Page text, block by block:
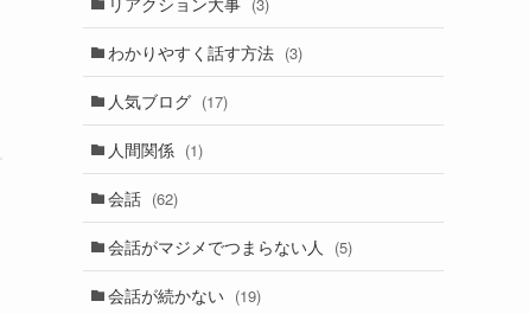
わかりやすく話す方法 (3)
人気ブログ (17)
人間関係 (1)
会話 (62)
会話がマジメでつまらない人 (5)
会話が続かない (19)